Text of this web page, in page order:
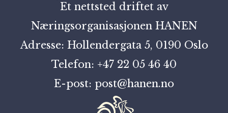
Et nettsted driftet av
Næringsorganisasjonen HANEN
Adresse: Hollendergata 5, 0190 Oslo
Telefon: +47 22 05 46 40
E-post: post@hanen.no